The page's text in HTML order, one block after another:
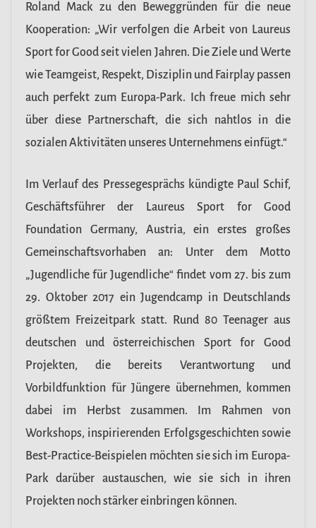
Roland Mack zu den Beweggründen für die neue
Kooperation: „Wir verfolgen die Arbeit von Laureus
Sport for Good seit vielen Jahren. Die Ziele und Werte
wie Teamgeist, Respekt, Disziplin und Fairplay passen
auch perfekt zum Europa-Park. Ich freue mich sehr
über diese Partnerschaft, die sich nahtlos in die
sozialen Aktivitäten unseres Unternehmens einfügt.“
Im Verlauf des Pressegesprächs kündigte Paul Schif,
Geschäftsführer der Laureus Sport for Good
Foundation Germany, Austria, ein erstes großes
Gemeinschaftsvorhaben an: Unter dem Motto
„Jugendliche für Jugendliche“ findet vom 27. bis zum
29. Oktober 2017 ein Jugendcamp in Deutschlands
größtem Freizeitpark statt. Rund 80 Teenager aus
deutschen und österreichischen Sport for Good
Projekten, die bereits Verantwortung und
Vorbildfunktion für Jüngere übernehmen, kommen
dabei im Herbst zusammen. Im Rahmen von
Workshops, inspirierenden Erfolgsgeschichten sowie
Best-Practice-Beispielen möchten sie sich im Europa-
Park darüber austauschen, wie sie sich in ihren
Projekten noch stärker einbringen können.